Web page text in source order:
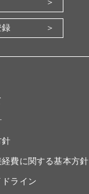
録
針
費に関する基本方針
ライン